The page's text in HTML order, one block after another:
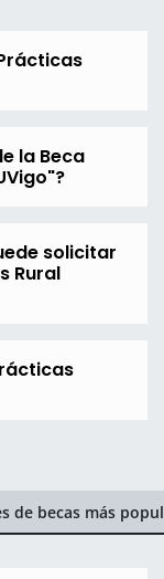
la Beca
solicitar
Rural
de becas más